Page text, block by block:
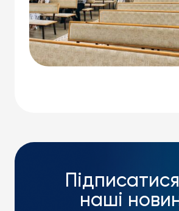
наші